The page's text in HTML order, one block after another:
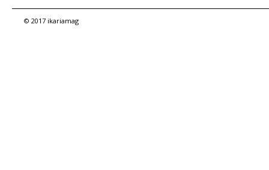
© 2017 ikariamag